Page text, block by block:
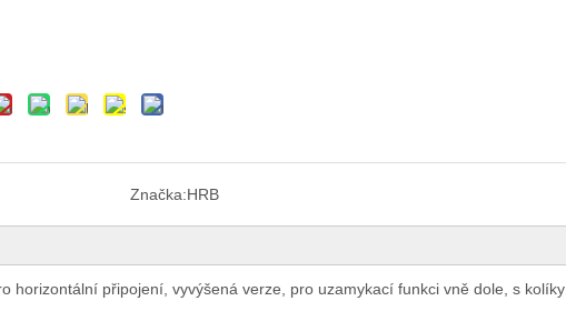
Značka:HRB
horizontální připojení, vyvýšená verze, pro uzamykací funkci vně dole, s kolíky